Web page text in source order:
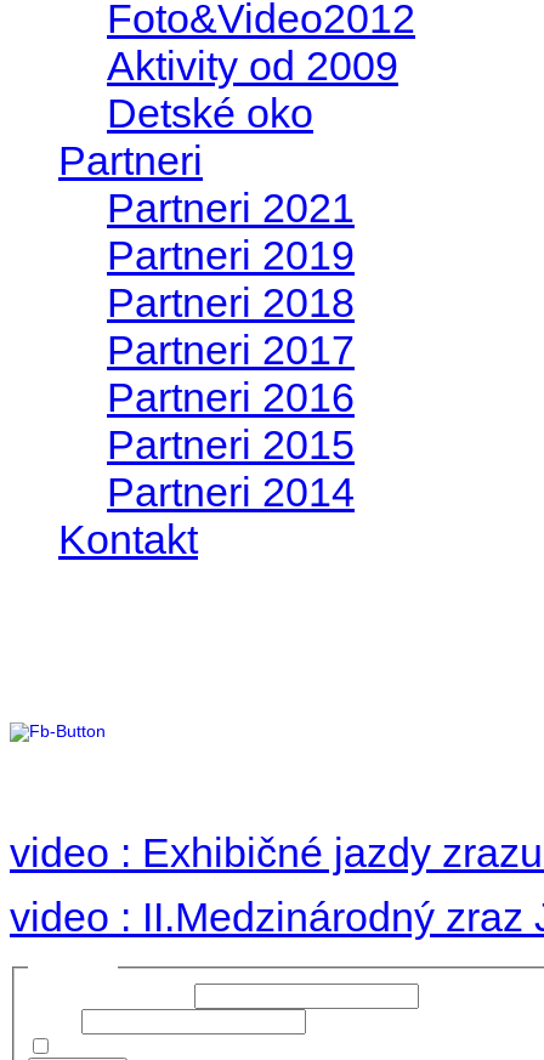
Foto&Video2012
Aktivity od 2009
Detské oko
Partneri
Partneri 2021
Partneri 2019
Partneri 2018
Partneri 2017
Partneri 2016
Partneri 2015
Partneri 2014
Kontakt
video : Exhibičné jazdy
video : II.Medzinárodný zraz